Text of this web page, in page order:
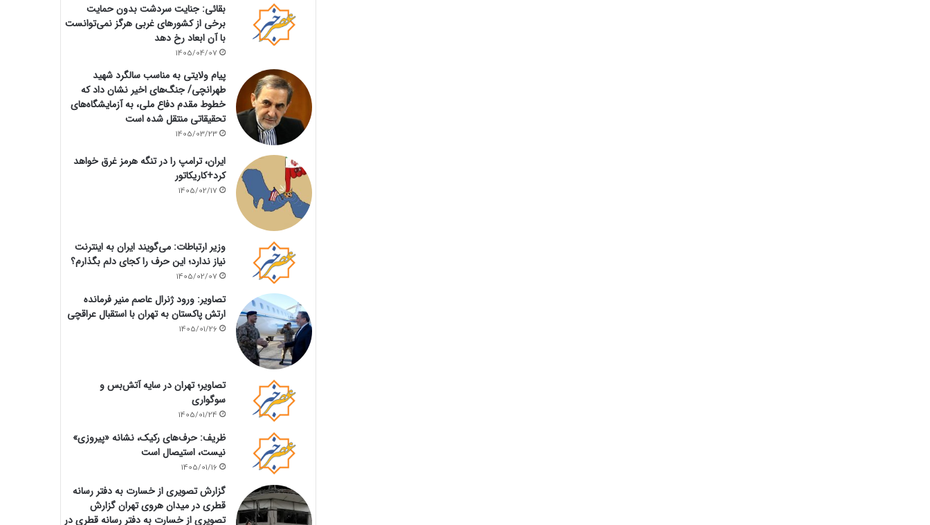
بقائی: جنایت سردشت بدون حمایت
برخی از کشورهای غربی هرگز نمی‌توانست
با آن ابعاد رخ دهد
1405/04/07
پیام ولایتی به مناسب سالگرد شهید
طهرانچی/ جنگ‌های اخیر نشان داد که
خطوط مقدم دفاع ملی، به آزمایشگاه‌های
تحقیقاتی منتقل شده است
1405/03/23
ایران، ترامپ را در تنگه هرمز غرق خواهد
کرد+کاریکاتور
1405/02/17
وزیر ارتباطات: می‌گویند ایران به اینترنت
نیاز ندارد؛ این حرف را کجای دلم بگذارم؟
1405/02/07
تصاویر: ورود ژنرال عاصم منیر فرمانده
ارتش پاکستان به تهران با استقبال عراقچی
1405/01/26
تصاویر؛ تهران در سایه آتش‌بس و
سوگواری
1405/01/24
ظریف: حرف‌های رکیک، نشانه «پیروزی»
نیست، استیصال است
1405/01/16
گزارش تصویری از خسارت به دفتر رسانه
قطری در میدان هروی تهران گزارش
تصویری از خسارت به دفتر رسانه قطری در